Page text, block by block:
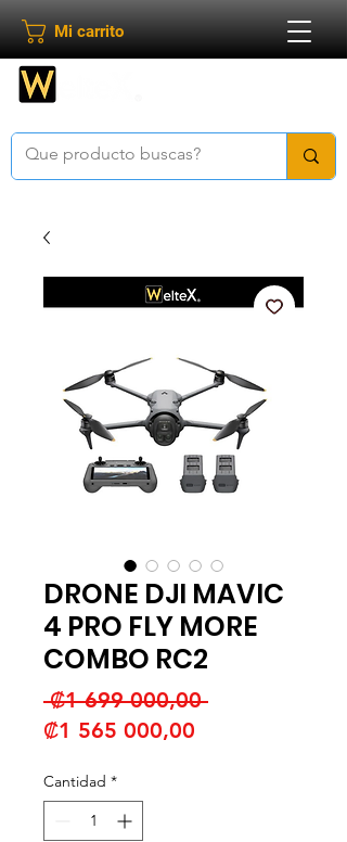
Mi carrito
DRONE DJI MAVIC
4 PRO FLY MORE
COMBO RC2
₡1 699 000,00 Precio
₡1 565 000,00
Cantidad *